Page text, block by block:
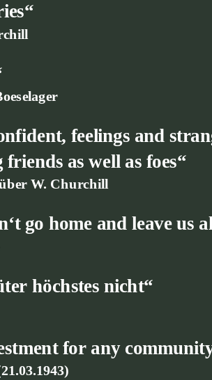
feelings and
as well as foes“
W. Churchill
go home and leave us
höchstes nicht“
for any